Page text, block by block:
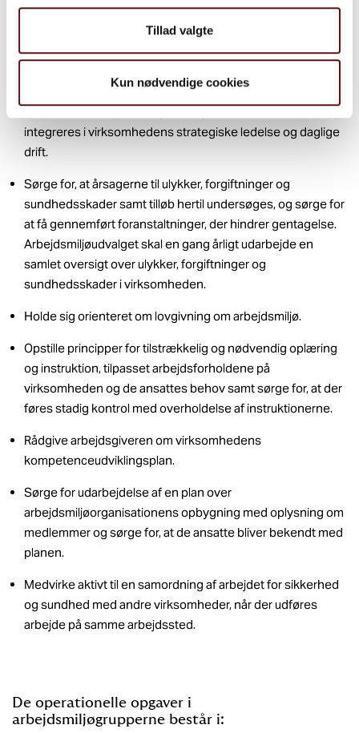
Tillad valgte
Kun nødvendige cookies
arbejdspladsvurdering.
Deltage i fastsættelse af arbejdsmiljøorganisationens
størrelse.
Rådgive arbejdsgiveren om løsning af sikkerheds- og
sundhedsmæssige spørgsmål og om, hvordan arbejdsmiljø
integreres i virksomhedens strategiske ledelse og daglige
drift.
Sørge for, at årsagerne til ulykker, forgiftninger og
sundhedsskader samt tilløb hertil undersøges, og sørge for
at få gennemført foranstaltninger, der hindrer gentagelse.
Arbejdsmiljøudvalget skal en gang årligt udarbejde en
samlet oversigt over ulykker, forgiftninger og
sundhedsskader i virksomheden.
Holde sig orienteret om lovgivning om arbejdsmiljø.
Opstille principper for tilstrækkelig og nødvendig oplæring
og instruktion, tilpasset arbejdsforholdene på
virksomheden og de ansattes behov samt sørge for, at der
føres stadig kontrol med overholdelse af instruktionerne.
Rådgive arbejdsgiveren om virksomhedens
kompetenceudviklingsplan.
Sørge for udarbejdelse af en plan over
arbejdsmiljøorganisationens opbygning med oplysning om
medlemmer og sørge for, at de ansatte bliver bekendt med
planen.
Medvirke aktivt til en samordning af arbejdet for sikkerhed
og sundhed med andre virksomheder, når der udføres
arbejde på samme arbejdssted.
De operationelle opgaver i
arbejdsmiljøgrupperne består i: